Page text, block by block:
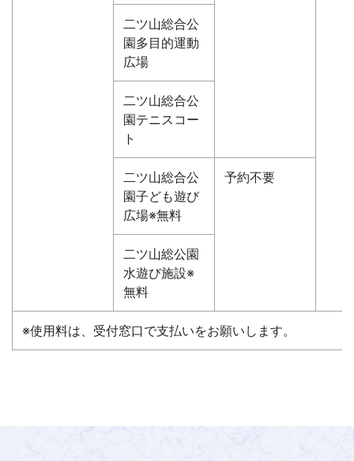
二ツ山総合公
園多目的運動
広場
二ツ山総合公
園テニスコー
ト
二ツ山総合公
園子ども遊び
広場※無料
予約不要
二ツ山総公園
水遊び施設※
無料
※使用料は、受付窓口で支払いをお願いします。